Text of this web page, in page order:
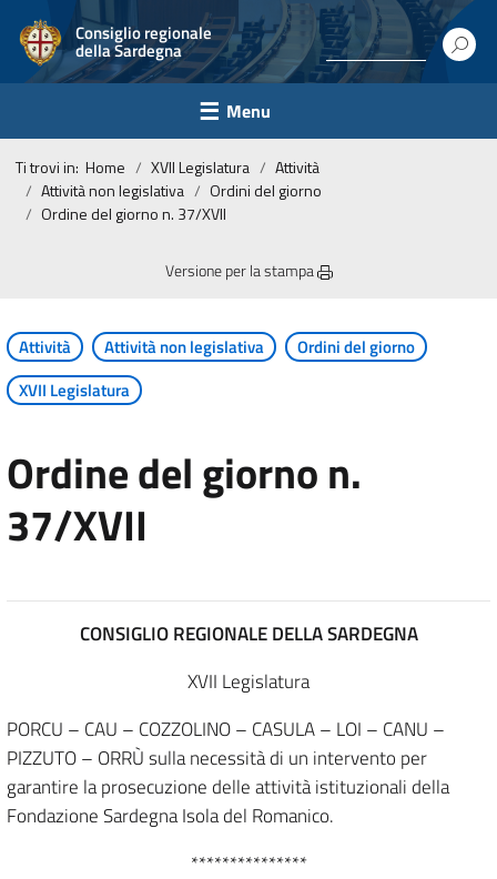
Consiglio regionale
della Sardegna
Menu
Ti trovi in: Home XVII Legislatura
Attività
Attività non legislativa
Ordini del giorno
Ordine del giorno n. 37/XVII
Versione per la stampa
Attività Attività non legislativa
Ordini del giorno
XVII Legislatura
Ordine del giorno n.
37/XVII
CONSIGLIO REGIONALE DELLA SARDEGNA
XVII Legislatura
PORCU – CAU – COZZOLINO – CASULA – LOI – CANU –
PIZZUTO – ORRÙ sulla necessità di un intervento per
garantire la prosecuzione delle attività istituzionali della
Fondazione Sardegna Isola del Romanico.
***************